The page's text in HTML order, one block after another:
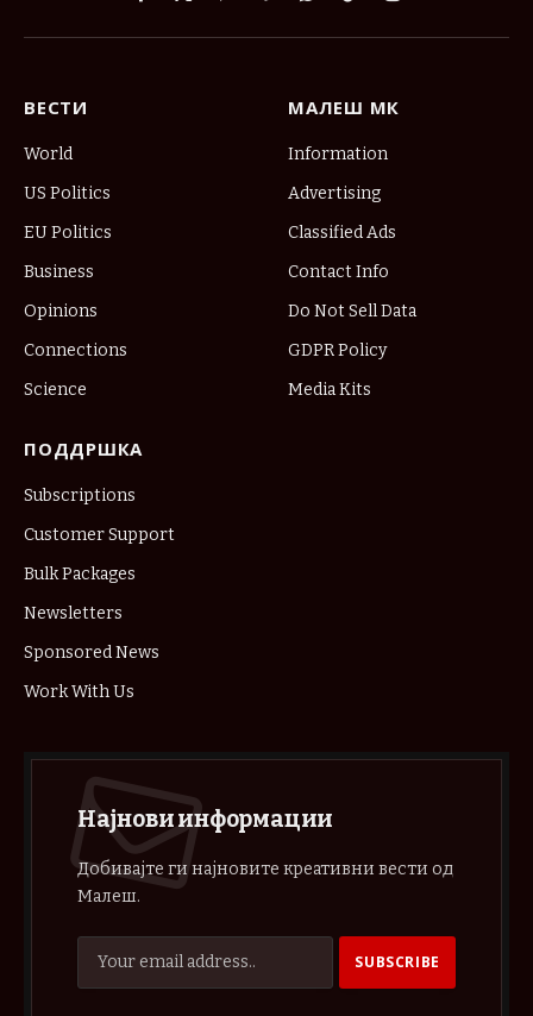
Facebook
X
PinterestVimeoWhatsApp
TikTokInstagram
ВЕСТИ
World
US Politics
EU Politics
Business
Opinions
Connections
Science
МАЛЕШ МК
Information
Advertising
Classified Ads
Contact Info
Do Not Sell Data
GDPR Policy
Media Kits
ПОДДРШКА
Subscriptions
Customer Support
Bulk Packages
Newsletters
Sponsored News
Work With Us
Најнови информации
Добивајте ги најновите креативни вести од
Малеш.